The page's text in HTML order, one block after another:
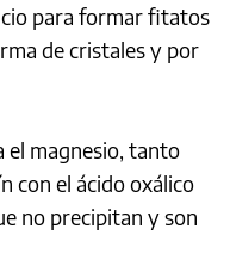
para formar fitatos
de cristales y por
el magnesio, tanto
con el ácido oxálico
no precipitan y son